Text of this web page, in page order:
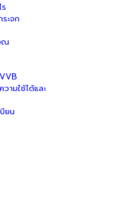
ะจก
ณ
ามใช้ได้และ
ยน